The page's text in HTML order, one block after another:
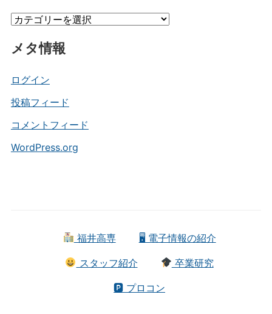
ブ
カ
ゴ
ー
メタ情報
ログイン
投稿フィード
コメントフィード
WordPress.org
福井高専 🖥 電子情報の紹介
スタッフ紹介 卒業研究
🅿 プロコン